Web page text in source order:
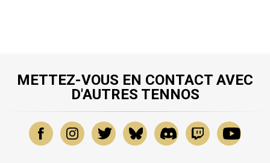
METTEZ-VOUS EN CONTACT AVEC
D'AUTRES TENNOS